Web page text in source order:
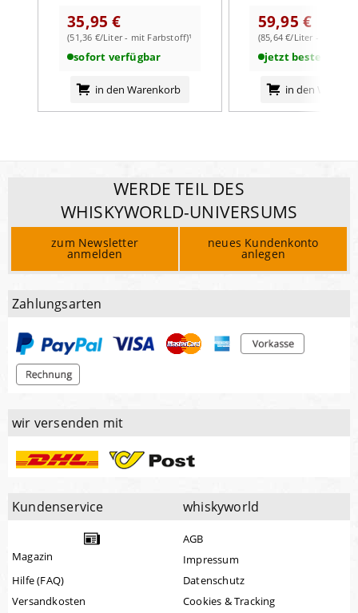
35,95 €
(51,36 €/Liter - mit Farbstoff)¹
sofort verfügbar
in den Warenkorb
59,95 €
(85,64 €/Liter - mit
jetzt bestellbar
in den
WERDE TEIL DES
WHISKYWORLD-UNIVERSUMS
zum Newsletter
anmelden
neues Kundenkonto
anlegen
Zahlungsarten
wir versenden mit
Kundenservice
Magazin
Hilfe (FAQ)
Versandkosten
whiskyworld
AGB
Impressum
Datenschutz
Cookies & Tracking